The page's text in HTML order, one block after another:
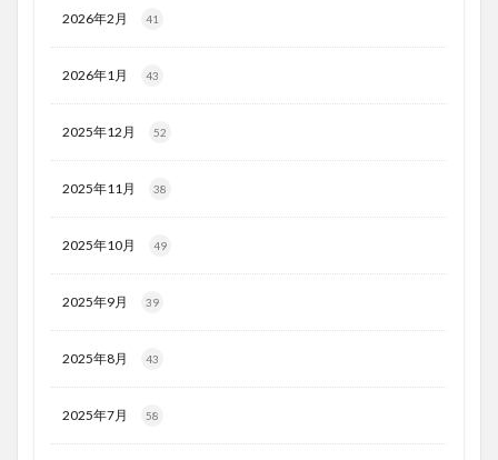
2026年2月 41
2026年1月 43
2025年12月 52
2025年11月 38
2025年10月 49
2025年9月 39
2025年8月 43
2025年7月 58